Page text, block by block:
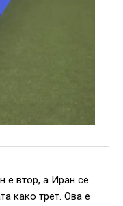
е втор, а Иран се
како трет. Ова е